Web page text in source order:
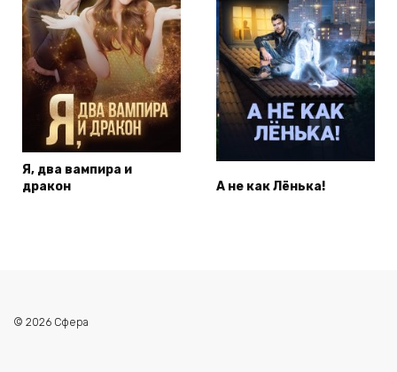
Я, два вампира и
дракон
А не как Лёнька!
© 2026 Сфера